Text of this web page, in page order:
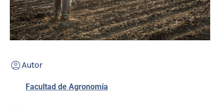
Autor
Facultad de Agronomía